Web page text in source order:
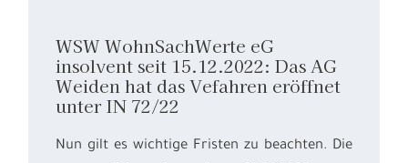
WSW WohnSachWerte eG
insolvent seit 15.12.2022: Das AG
Weiden hat das Vefahren eröffnet
unter IN 72/22
Nun gilt es wichtige Fristen zu beachten. Die